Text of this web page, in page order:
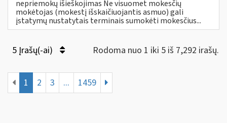
nepriemokų išieškojimas Ne visuomet mokesčių
mokėtojas (mokestį išskaičiuojantis asmuo) gali
įstatymų nustatytais terminais sumokėti mokesčius...
5 Įrašų(-ai) Rodoma nuo 1 iki 5 iš 7,292 irašų.
1 2 3 ... 1459